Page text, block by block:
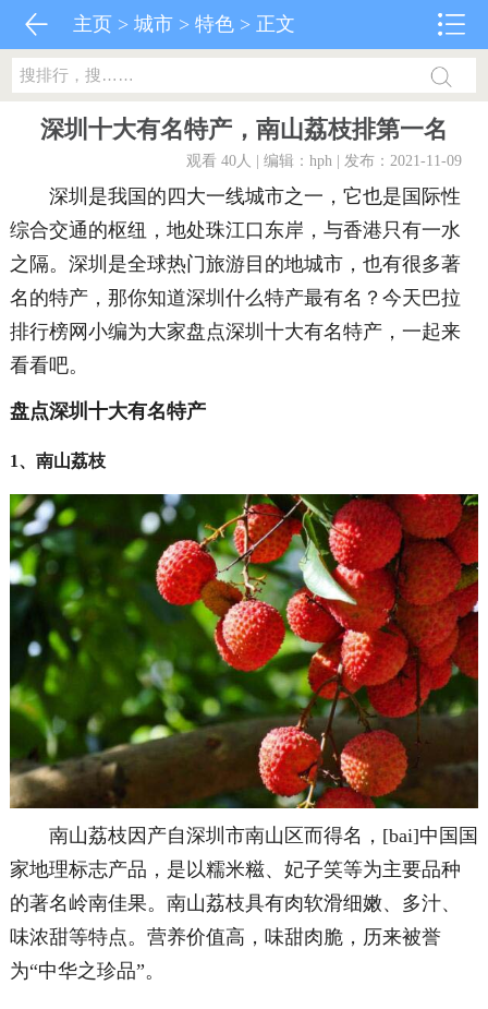
主页 >城市 >特色 > 正文
深圳十大有名特产，南山荔枝排第一名
观看 40人 | 编辑：hph | 发布：2021-11-09
深圳是我国的四大一线城市之一，它也是国际性
综合交通的枢纽，地处珠江口东岸，与香港只有一水
之隔。深圳是全球热门旅游目的地城市，也有很多著
名的特产，那你知道深圳什么特产最有名？今天巴拉
排行榜网小编为大家盘点深圳十大有名特产，一起来
看看吧。
盘点深圳十大有名特产
1、南山荔枝
南山荔枝因产自深圳市南山区而得名，[bai]中国国
家地理标志产品，是以糯米糍、妃子笑等为主要品种
的著名岭南佳果。南山荔枝具有肉软滑细嫩、多汁、
味浓甜等特点。营养价值高，味甜肉脆，历来被誉
为“中华之珍品”。